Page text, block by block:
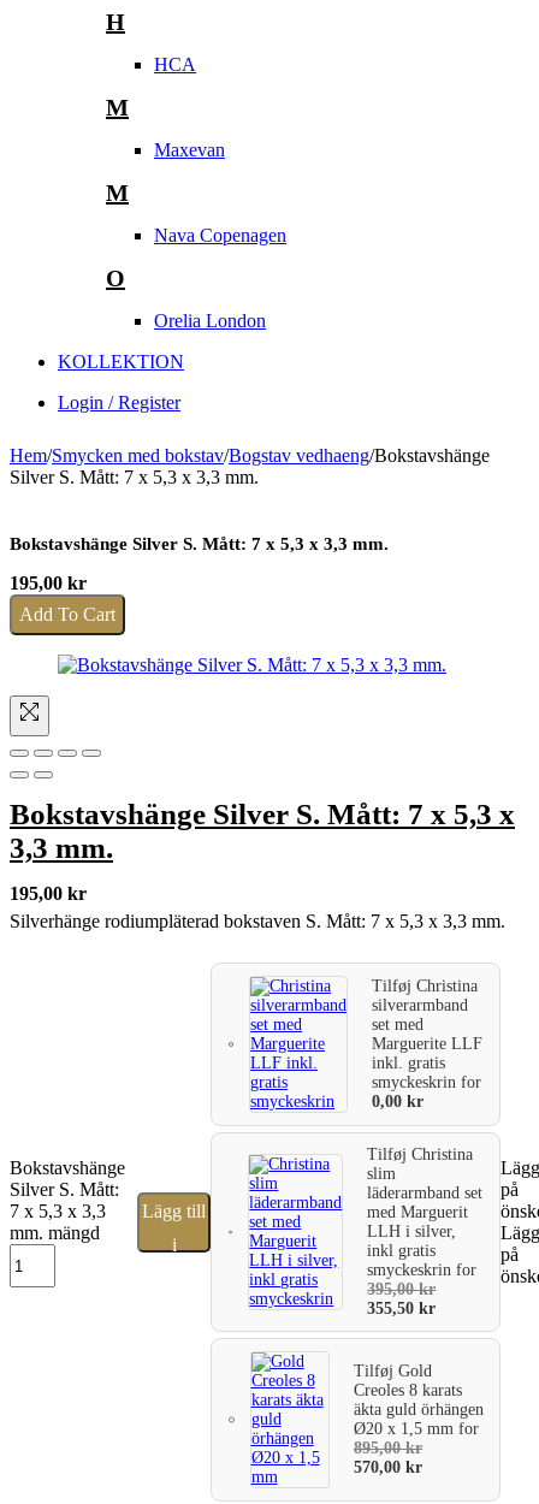
H
HCA
M
Maxevan
M
Nava Copenagen
O
Orelia London
KOLLEKTION
Login / Register
Hem/Smycken med bokstav/Bogstav vedhaeng/Bokstavshänge
Silver S. Mått: 7 x 5,3 x 3,3 mm.
Bokstavshänge Silver S. Mått: 7 x 5,3 x 3,3 mm.
195,00 kr
Add To Cart
Bokstavshänge Silver S. Mått: 7 x 5,3 x
3,3 mm.
195,00 kr
Silverhänge rodiumpläterad bokstaven S. Mått: 7 x 5,3 x 3,3 mm.
Bokstavshänge
Silver S. Mått:
7 x 5,3 x 3,3
mm. mängd
Lägg till
i
TilføjChristina
silverarmband
set med
Marguerite LLF
inkl. gratis
smyckeskrinfor
0,00kr
TilføjChristina
slim
läderarmband set
med Marguerit
LLH i silver,
inkl gratis
smyckeskrinfor
395,00kr
355,50kr
TilføjGold
Creoles 8 karats
äkta guld örhängen
Ø20 x 1,5 mmfor
895,00kr
570,00kr
på
på